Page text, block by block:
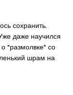
сохранить.
даже научился
"размолвке" со
шрам на